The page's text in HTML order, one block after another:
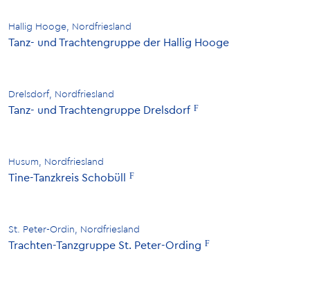
Hallig Hooge, Nordfriesland
Tanz- und Trachtengruppe der Hallig Hooge
Drelsdorf, Nordfriesland
Tanz- und Trachtengruppe Drelsdorf
Husum, Nordfriesland
Tine-Tanzkreis Schobüll
St. Peter-Ordin, Nordfriesland
Trachten-Tanzgruppe St. Peter-Ording